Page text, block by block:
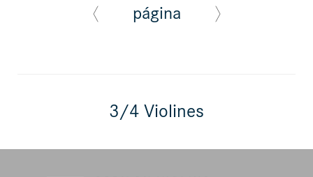
página
3/4 Violines